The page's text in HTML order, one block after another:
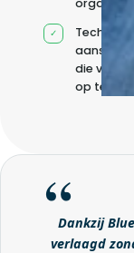
Technische
die
op te
Dankzij
verlaagd